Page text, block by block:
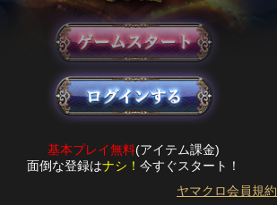
基本プレイ無料(アイテム課金)
面倒な登録はナシ！ 今すぐスタート！
ヤマクロ会員規約